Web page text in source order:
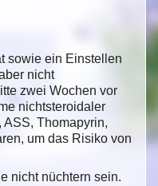
sowie ein Einstellen
nicht
zwei Wochen vor
nichtsteroidaler
Thomapyrin,
um das Risiko von
nicht nüchtern sein.